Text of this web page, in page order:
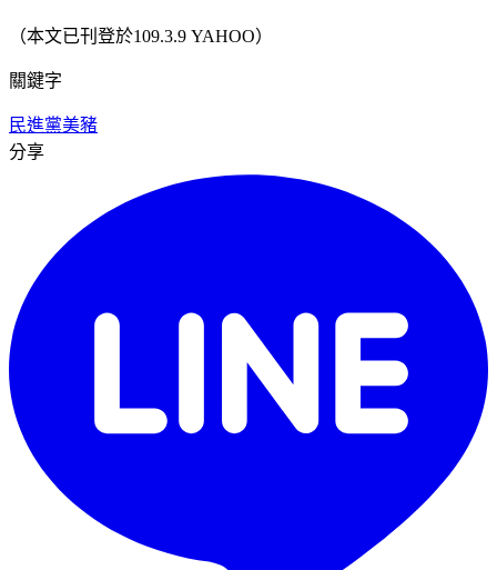
（本文已刊登於109.3.9 YAHOO）
關鍵字
民進黨美豬
分享